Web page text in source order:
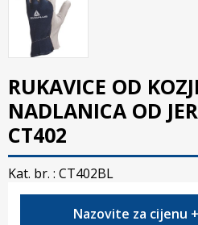
RUKAVICE OD
NADLANICA OD
CT402
Kat. br. : CT402BL
Nazovite za cijenu